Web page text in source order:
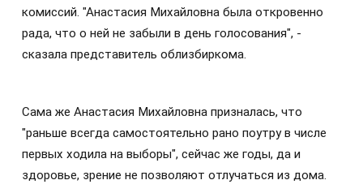
комиссий. "Анастасия Михайловна была откровенно
рада, что о ней не забыли в день голосования", -
сказала представитель облизбиркома.
Сама же Анастасия Михайловна призналась, что
"раньше всегда самостоятельно рано поутру в числе
первых ходила на выборы", сейчас же годы, да и
здоровье, зрение не позволяют отлучаться из дома.